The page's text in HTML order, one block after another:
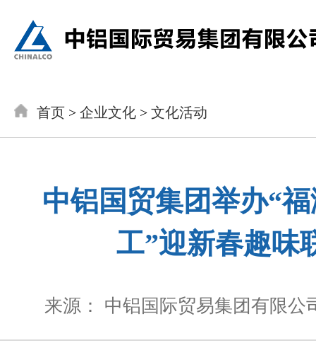
首页 > 企业文化 > 文化活动
中铝国贸集团举办“
工”迎新春趣味
来源： 中铝国际贸易集团有限公